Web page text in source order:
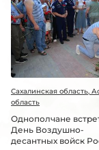
Сахалинская область,
область
Однополчане
День Воздушно-
десантных войск